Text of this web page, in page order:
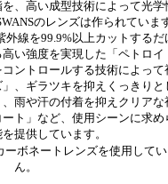
、高い成型技術によって光学
のレンズは作られていま
外線を99.9%以上カットするだ
い強度を実現した「ペトロイ
ントロールする技術によって
、ギラツキを抑えくっきりと
雨や汗の付着を抑えクリアな
ト」など、使用シーンに求め
提供しています。
ボネートレンズを使用して
ん。